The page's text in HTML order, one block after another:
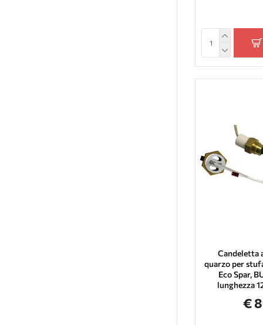
Candeletta
quarzo per
Eco Spar,
lunghezza
€